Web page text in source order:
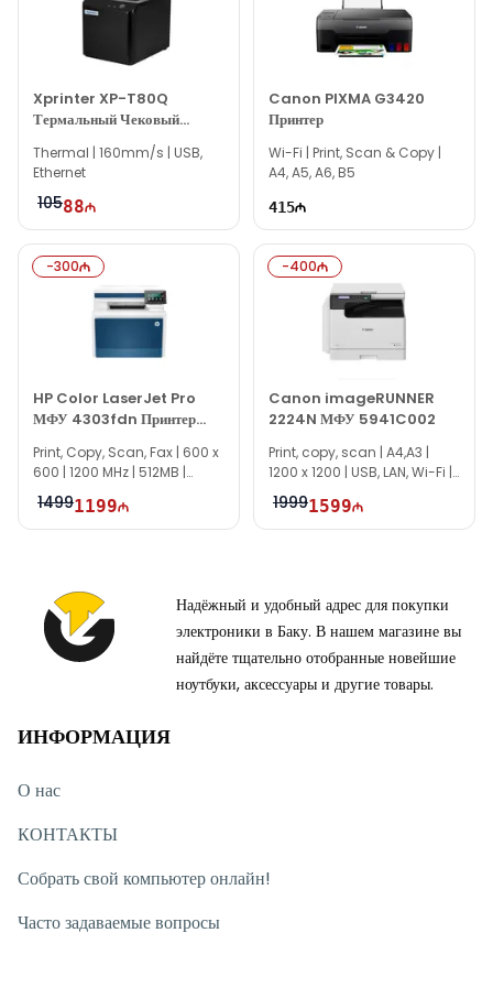
многофункциональных лазерных принтеров Canon и
другой брендовой продукцией, вы можете написать нам
через сайт.
Если вам нужна помощь с выбором, наши опытные
специалисты готовы помочь каждый день с 10:00 до 19:00.
Мы всегда готовы ответить на все ваши вопросы,
связанные с моделью Canon i-SENSYS X 1238i Printer,
через линию онлайн-поддержки на нашем сайте.
Вне рабочих часов вы можете оставить обращение по
электронной почте или написать на наш номер WhatsApp.
Благодарим вас за проявленный интерес к нашей
компании!
Xprinter XP-T80Q
Термальный Чековый
Thermal | 160mm/s | USB,
Ethernet
10588
Canon PIXMA G3420
Принтер
Wi-Fi | Print, Scan & Copy |
A4, A5, A6, B5
415
-300
HP Color LaserJet Pro
МФУ 4303fdn Принтер
Print, Copy, Scan, Fax | 600 x
600 | 1200 MHz | 512MB |
Duplex
14991199
-400
Canon imageRUNNER
2224N МФУ 5941C002
Print, copy, scan | A4,A3 |
1200 x 1200 | USB, LAN, Wi-Fi |
2GB eMMC
19991599
Надёжный и удобный адрес для покупки
электроники в Баку. В нашем магазине вы
найдёте тщательно отобранные новейшие
ноутбуки, аксессуары и другие товары.
ИНФОРМАЦИЯ
О нас
КОНТАКТЫ
Собрать свой компьютер онлайн!
Часто задаваемые вопросы